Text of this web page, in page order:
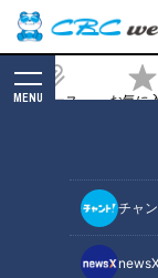
ニュース お気に
MENU
チャン
こどもの日
い！？
子“おさす